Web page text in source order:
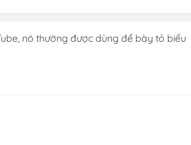
nó thường được dùng để bày tỏ biểu